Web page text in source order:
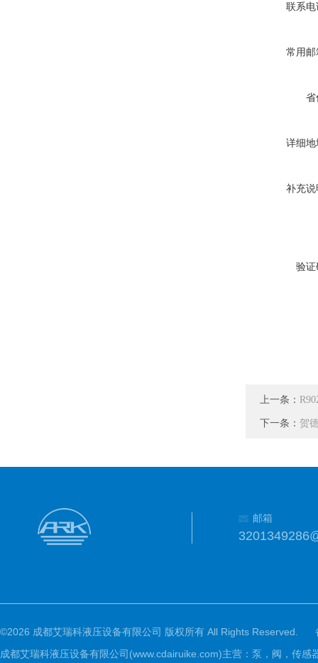
联系
常用
省
详细
补充
验
上一条：
下一条：贺
邮箱
©2026 成都艾瑞科液压设备有限公司 版权所有 All Rights Reserved.
成都艾瑞科液压设备有限公司(www.cdairuike.com)主营：泵，阀，传